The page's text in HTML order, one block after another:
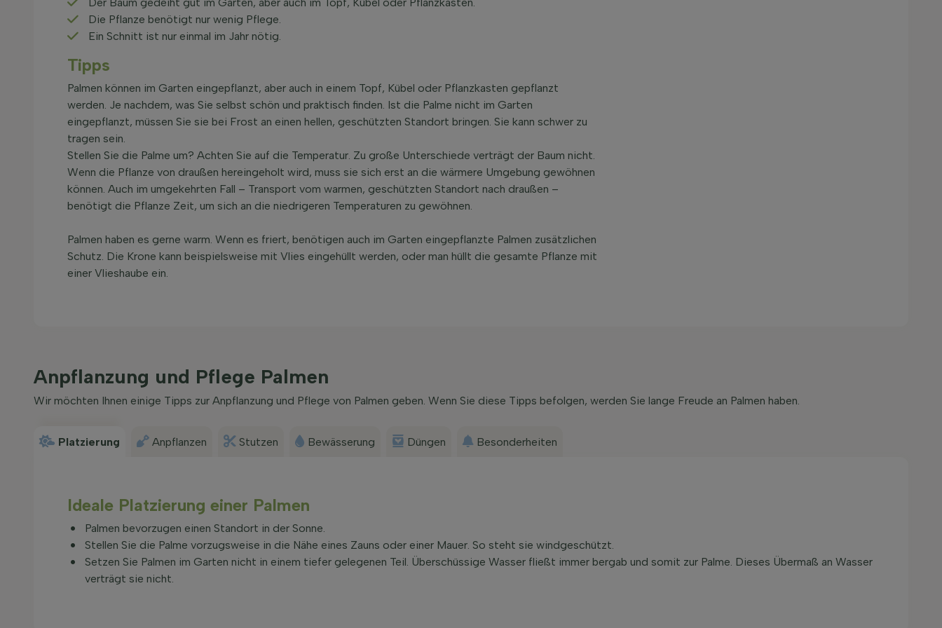
Die Pflanze benötigt nur wenig Pflege.
Ein Schnitt ist nur einmal im Jahr nötig.
Tipps
Palmen können im Garten eingepflanzt, aber auch in einem Topf, Kübel oder Pflanzkasten gepflanzt
werden. Je nachdem, was Sie selbst schön und praktisch finden. Ist die Palme nicht im Garten
eingepflanzt, müssen Sie sie bei Frost an einen hellen, geschützten Standort bringen. Sie kann schwer zu
tragen sein.
Stellen Sie die Palme um? Achten Sie auf die Temperatur. Zu große Unterschiede verträgt der Baum nicht.
Wenn die Pflanze von draußen hereingeholt wird, muss sie sich erst an die wärmere Umgebung gewöhnen
können. Auch im umgekehrten Fall – Transport vom warmen, geschützten Standort nach draußen –
benötigt die Pflanze Zeit, um sich an die niedrigeren Temperaturen zu gewöhnen.
Palmen haben es gerne warm. Wenn es friert, benötigen auch im Garten eingepflanzte Palmen zusätzlichen
Schutz. Die Krone kann beispielsweise mit Vlies eingehüllt werden, oder man hüllt die gesamte Pflanze mit
einer Vlieshaube ein.
Anpflanzung und Pflege Palmen
Wir möchten Ihnen einige Tipps zur Anpflanzung und Pflege von Palmen geben. Wenn Sie diese Tipps befolgen, werden Sie lange Freude an Palmen haben.
Platzierung Anpflanzen Stutzen Bewässerung Düngen Besonderheiten
Ideale Platzierung einer Palmen
Palmen bevorzugen einen Standort in der Sonne.
Stellen Sie die Palme vorzugsweise in die Nähe eines Zauns oder einer Mauer. So steht sie windgeschützt.
Setzen Sie Palmen im Garten nicht in einem tiefer gelegenen Teil. Überschüssige Wasser fließt immer bergab und somit zur Palme. Dieses Übermaß an Wasser
verträgt sie nicht.